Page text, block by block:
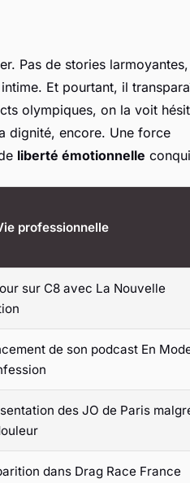
Pas de stories
Et pourtant, il
olympiques, on la voit
dignité, encore. Une force
liberté émotionnelle
professionnelle
sur C8 avec La Nouvelle
de son podcast En
des JO de Paris
dans Drag Race France